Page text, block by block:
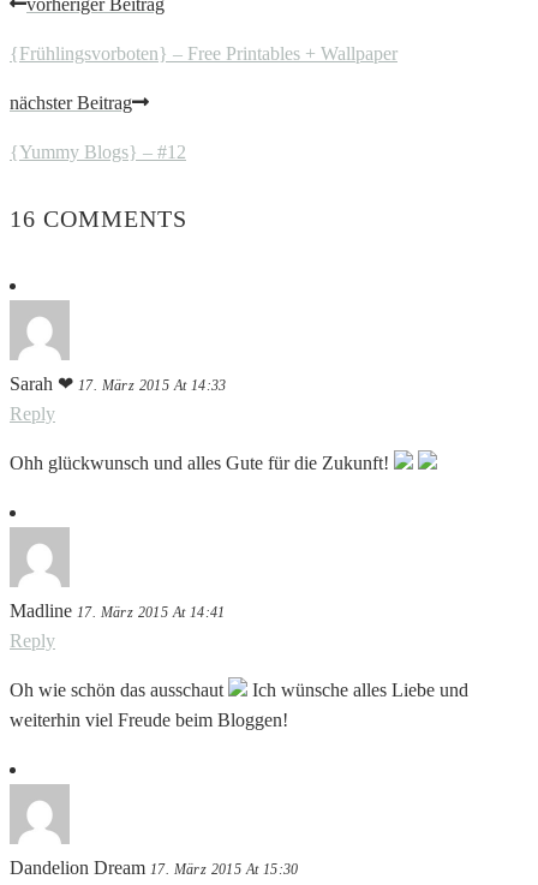
vorheriger Beitrag
{Frühlingsvorboten} – Free Printables + Wallpaper
nächster Beitrag
{Yummy Blogs} – #12
16 COMMENTS
Sarah ❤ 17. März 2015 At 14:33
Reply
Ohh glückwunsch und alles Gute für die Zukunft!
Madline 17. März 2015 At 14:41
Reply
Oh wie schön das ausschaut
Ich wünsche alles Liebe und
weiterhin viel Freude beim Bloggen!
Dandelion Dream 17. März 2015 At 15:30